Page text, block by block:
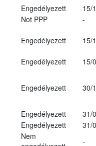
Engedélyezett
15/
Not PPP
-
Engedélyezett 15/
Engedélyezett
15/
Engedélyezett 30/
Engedélyezett
31/
Engedélyezett
31/
Nem
-